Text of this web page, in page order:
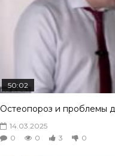
50:02
Остеопороз и проблемы
14.03.2025
0
0 3 0